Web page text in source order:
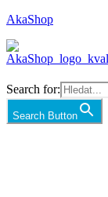
AkaShop
Search for:
Search Button